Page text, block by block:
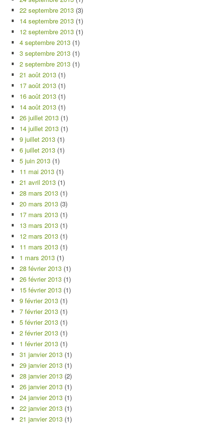
22 septembre 2013 (3)
14 septembre 2013 (1)
12 septembre 2013 (1)
4 septembre 2013 (1)
3 septembre 2013 (1)
2 septembre 2013 (1)
21 août 2013 (1)
17 août 2013 (1)
16 août 2013 (1)
14 août 2013 (1)
26 juillet 2013 (1)
14 juillet 2013 (1)
9 juillet 2013 (1)
6 juillet 2013 (1)
5 juin 2013 (1)
11 mai 2013 (1)
21 avril 2013 (1)
28 mars 2013 (1)
20 mars 2013 (3)
17 mars 2013 (1)
13 mars 2013 (1)
12 mars 2013 (1)
11 mars 2013 (1)
1 mars 2013 (1)
28 février 2013 (1)
26 février 2013 (1)
15 février 2013 (1)
9 février 2013 (1)
7 février 2013 (1)
5 février 2013 (1)
2 février 2013 (1)
1 février 2013 (1)
31 janvier 2013 (1)
29 janvier 2013 (1)
28 janvier 2013 (2)
26 janvier 2013 (1)
24 janvier 2013 (1)
22 janvier 2013 (1)
21 janvier 2013 (1)